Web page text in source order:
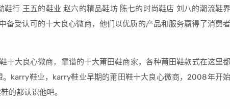
行 王五的鞋业 赵六的精品鞋坊 陈七的时尚鞋店 刘八的潮流鞋界
备受认可的十大良心微商，他们以优质的产品和服务赢得了消费者
十大良心微商，靠谱的十大莆田鞋商家，各种莆田鞋款式在这里都
。karry鞋业，karry鞋业早期的莆田鞋十大良心微商，2008年开始
的都认识他吧。